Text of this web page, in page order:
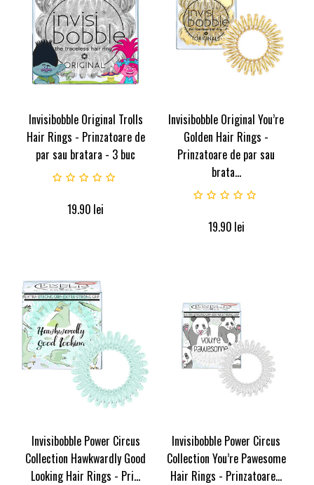
Invisibobble Original Trolls
Hair Rings - Prinzatoare de
par sau bratara - 3 buc
19.90 lei
Invisibobble Original You’re
Golden Hair Rings -
Prinzatoare de par sau
brata...
19.90 lei
Invisibobble Power Circus
Collection Hawkwardly Good
Looking Hair Rings - Pri...
Invisibobble Power Circus
Collection You’re Pawesome
Hair Rings - Prinzatoare...